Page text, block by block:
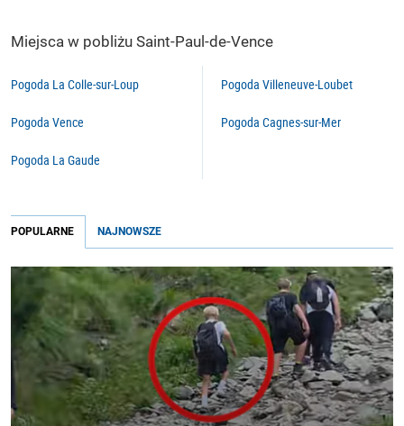
Miejsca w pobliżu Saint-Paul-de-Vence
Pogoda La Colle-sur-Loup
Pogoda Vence
Pogoda La Gaude
Pogoda Villeneuve-Loubet
Pogoda Cagnes-sur-Mer
POPULARNE NAJNOWSZE